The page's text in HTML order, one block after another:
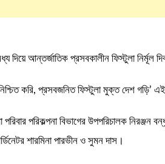
দিয়ে আন্তর্জাতিক প্রসবকালীন ফিস্টুলা
করি, প্রসবজনিত ফিস্টুলা মুক্ত দেশ গড়ি’
পরিকল্পনা বিভাগের উপপরিচালক
শারমিনা পারভীন ও সুমন দাস।